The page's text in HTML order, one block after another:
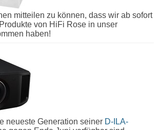
mitteilen zu können, dass wir ab sofort
von HiFi Rose in unser
haben!
neueste Generation seiner D-ILA-